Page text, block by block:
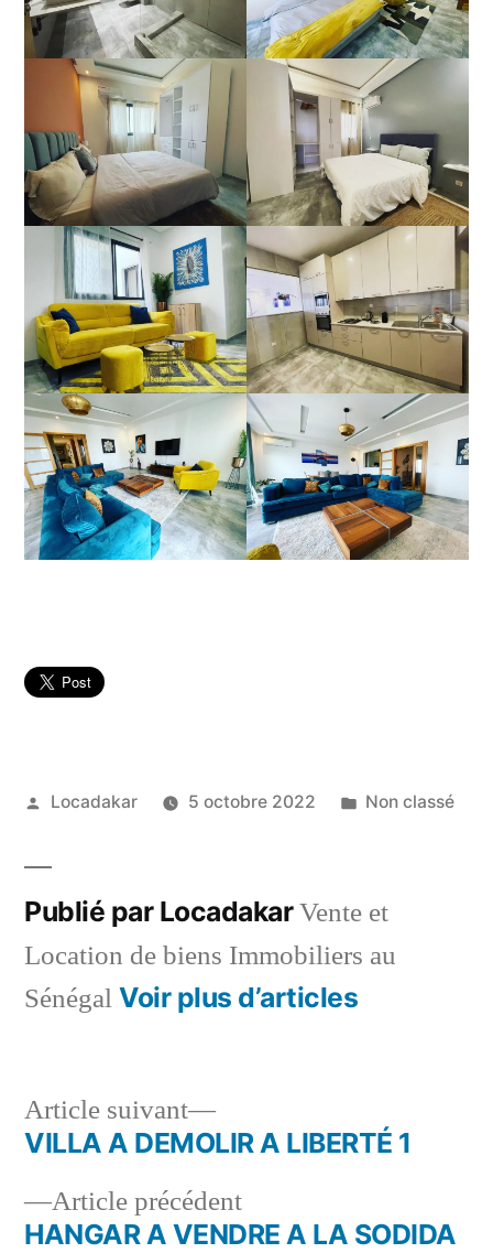
Publié
Locadakar 5 octobre 2022
Publié
Non classé
Publié par LocadakarVente et
Location de biens Immobiliers au
Sénégal Voir plus d’articles
Navigation
deArticle précédentArticle
précédent :
HANGAR A VENDRE A LA SODIDA
Article suivant
Article
suivant :
VILLA A DEMOLIR A LIBERTÉ 1